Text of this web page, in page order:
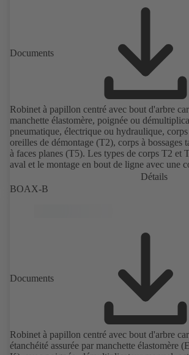
Documents
Robinet à papillon centré avec bout d'arbre
manchette élastomère, poignée ou
pneumatique, électrique ou hydraulique,
oreilles de démontage (T2), corps à bossages
à faces planes (T5). Les types de corps T2 et
aval et le montage en bout de ligne avec une
Détails
BOAX-B
Documents
Robinet à papillon centré avec bout d'arbre
étanchéité assurée par manchette